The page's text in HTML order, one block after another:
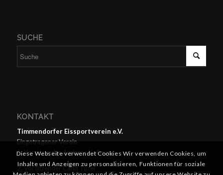
SUCHE
KONTAKT
Timmendorfer Eissportverein e.V.
Eingetragener Verein
1. Vorsitzender Andreas Kollmann
2. Vorsitzender Cahit Tüzer
Diese Webseite verwendet Cookies Wir verwenden Cookies, um
Inhalte und Anzeigen zu personalisieren, Funktionen für soziale